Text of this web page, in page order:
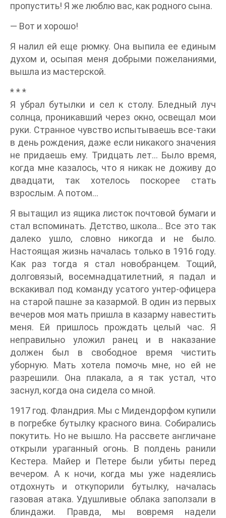
пропустить! Я же люблю вас, как родного сына.
— Вот и хорошо!
Я налил ей еще рюмку. Она выпила ее единым
духом и, осыпая меня добрыми пожеланиями,
вышла из мастерской.
* * *
Я убрал бутылки и сел к столу. Бледный луч
солнца, проникавший через окно, освещал мои
руки. Странное чувство испытываешь все-таки
в день рождения, даже если никакого значения
не придаешь ему. Тридцать лет… Было время,
когда мне казалось, что я никак не доживу до
двадцати, так хотелось поскорее стать
взрослым. А потом…
Я вытащил из ящика листок почтовой бумаги и
стал вспоминать. Детство, школа… Все это так
далеко ушло, словно никогда и не было.
Настоящая жизнь началась только в 1916 году.
Как раз тогда я стал новобранцем. Тощий,
долговязый, восемнадцатилетний, я падал и
вскакивал под команду усатого унтер-офицера
на старой пашне за казармой. В один из первых
вечеров моя мать пришла в казарму навестить
меня. Ей пришлось прождать целый час. Я
неправильно уложил ранец и в наказание
должен был в свободное время чистить
уборную. Мать хотела помочь мне, но ей не
разрешили. Она плакала, а я так устал, что
заснул, когда она сидела со мной.
1917 год. Фландрия. Мы с Мидендорфом купили
в погребке бутылку красного вина. Собирались
покутить. Но не вышло. На рассвете англичане
открыли ураганный огонь. В полдень ранили
Кестера. Майер и Петере были убиты перед
вечером. А к ночи, когда мы уже надеялись
отдохнуть и откупорили бутылку, началась
газовая атака. Удушливые облака заползали в
блиндажи. Правда, мы вовремя надели